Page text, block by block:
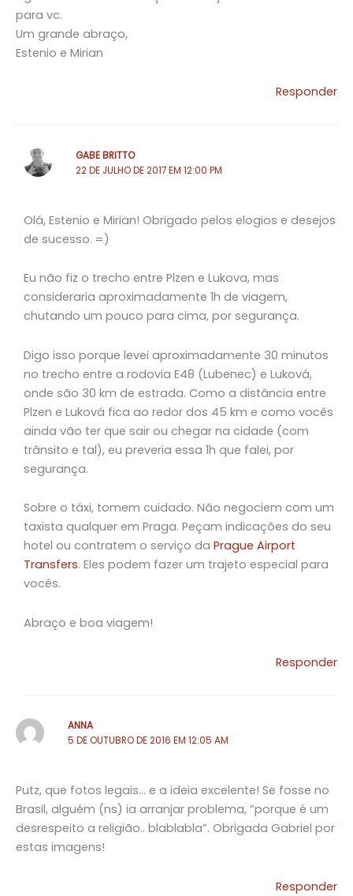
para vc.
Um grande abraço,
Estenio e Mirian
Responder
GABE BRITTO
22 DE JULHO DE 2017 EM 12:00 PM
Olá, Estenio e Mirian! Obrigado pelos elogios e desejos
de sucesso. =)
Eu não fiz o trecho entre Plzen e Lukova, mas
consideraria aproximadamente 1h de viagem,
chutando um pouco para cima, por segurança.
Digo isso porque levei aproximadamente 30 minutos
no trecho entre a rodovia E48 (Lubenec) e Luková,
onde são 30 km de estrada. Como a distância entre
Plzen e Luková fica ao redor dos 45 km e como vocês
ainda vão ter que sair ou chegar na cidade (com
trânsito e tal), eu preveria essa 1h que falei, por
segurança.
Sobre o táxi, tomem cuidado. Não negociem com um
taxista qualquer em Praga. Peçam indicações do seu
hotel ou contratem o serviço da Prague Airport
Transfers. Eles podem fazer um trajeto especial para
vocês.
Abraço e boa viagem!
Responder
ANNA
5 DE OUTUBRO DE 2016 EM 12:05 AM
Putz, que fotos legais… e a ideia excelente! Se fosse no
Brasil, alguém (ns) ia arranjar problema, “porque é um
desrespeito a religião.. blablabla”. Obrigada Gabriel por
estas imagens!
Responder